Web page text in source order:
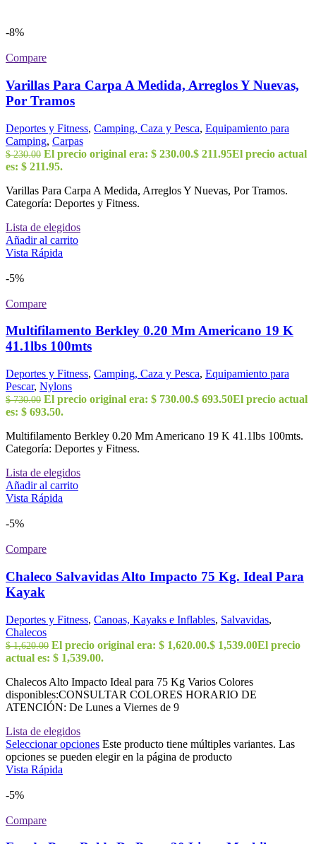
-8%
Compare
Varillas Para Carpa A Medida, Arreglos Y Nuevas,
Por Tramos
Deportes y Fitness, Camping, Caza y Pesca, Equipamiento para
Camping, Carpas
$230.00 El precio original era: $ 230.00.$ 211.95El precio actual
es: $ 211.95.
Varillas Para Carpa A Medida, Arreglos Y Nuevas, Por Tramos.
Categoría: Deportes y Fitness.
Lista de elegidos
Añadir al carrito
Vista Rápida
-5%
Compare
Multifilamento Berkley 0.20 Mm Americano 19 K
41.1lbs 100mts
Deportes y Fitness, Camping, Caza y Pesca, Equipamiento para
Pescar, Nylons
$730.00 El precio original era: $ 730.00.$ 693.50El precio actual
es: $ 693.50.
Multifilamento Berkley 0.20 Mm Americano 19 K 41.1lbs 100mts.
Categoría: Deportes y Fitness.
Lista de elegidos
Añadir al carrito
Vista Rápida
-5%
Compare
Chaleco Salvavidas Alto Impacto 75 Kg. Ideal Para
Kayak
Deportes y Fitness, Canoas, Kayaks e Inflables, Salvavidas,
Chalecos
$1,620.00 El precio original era: $ 1,620.00.$ 1,539.00El precio
actual es: $ 1,539.00.
Chalecos Alto Impacto Ideal para 75 Kg Varios Colores
disponibles:CONSULTAR COLORES HORARIO DE
ATENCIÓN: De Lunes a Viernes de 9
Lista de elegidos
Seleccionar opciones Este producto tiene múltiples variantes. Las
opciones se pueden elegir en la página de producto
Vista Rápida
-5%
Compare